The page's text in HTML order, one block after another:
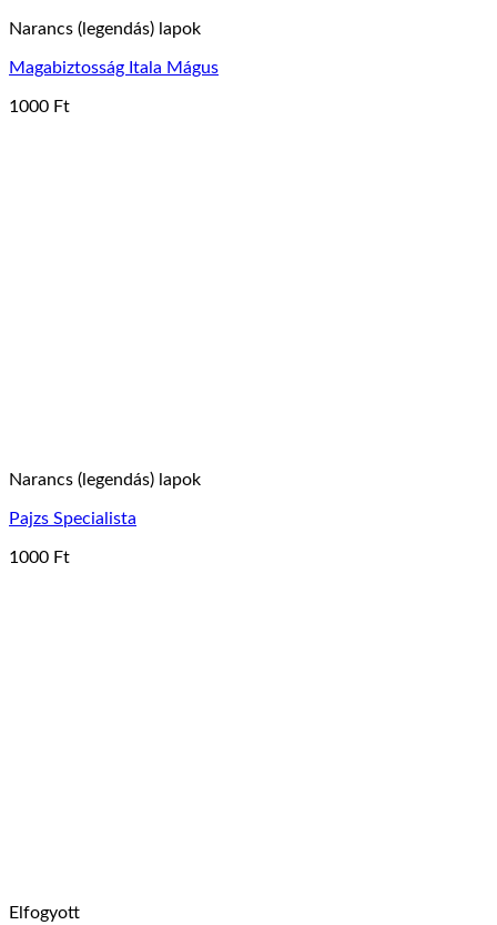
Narancs (legendás) lapok
Magabiztosság Itala Mágus
1000 Ft
Narancs (legendás) lapok
Pajzs Specialista
1000 Ft
Elfogyott